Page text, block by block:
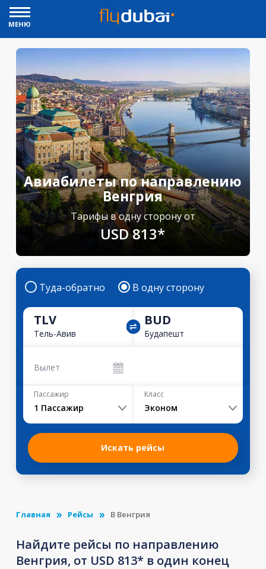
МЕНЮ
Авиабилеты по направлению
Венгрия
Тарифы в одну сторону от
USD 813*
Туда-обратно В одну сторону
TLV
Тель-Авив
BUD
Будапешт
Вылет
Пассажир
1 Пассажир
Класс
Эконом
Искать рейсы
Главная Рейсы В Венгрия
Найдите рейсы по направлению
Венгрия, от USD 813* в один конец